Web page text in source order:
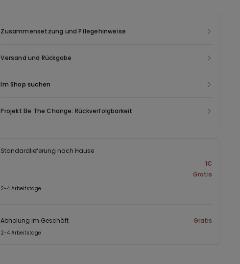
Zusammensetzung und Pflegehinweise
Versand und Rückgabe
Im Shop suchen
Projekt Be The Change: Rückverfolgbarkeit
Standardlieferung nach Hause
1€
Gratis
2-4 Arbeitstage
Abholung im Geschäft Gratis
2-4 Arbeitstage